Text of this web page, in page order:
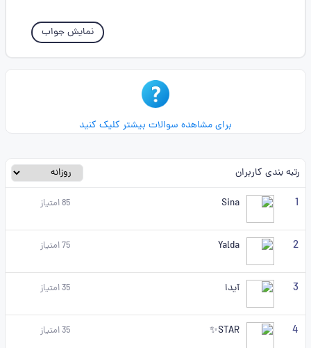
نمایش جواب
برای مشاهده سوالات بیشتر کلیک کنید
رتبه بندی کاربران
1
Sina
85امتیاز
2
Yalda
75امتیاز
3 آیدا 35امتیاز
4
STAR✨
35امتیاز